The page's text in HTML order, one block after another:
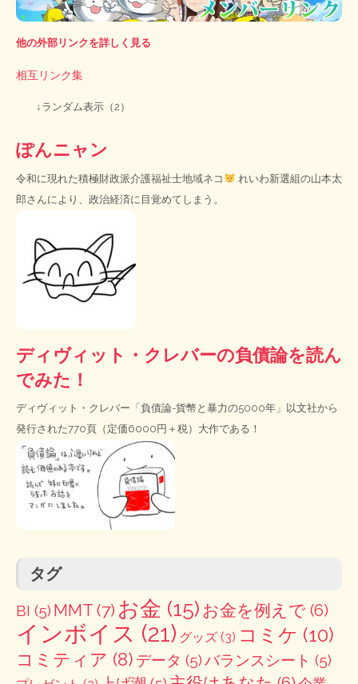
他の外部リンクを詳しく見る
相互リンク集
↓ランダム表示（2）
ぽんニャン
令和に現れた積極財政派介護福祉士地域ネコ
れいわ新選組の山本太
郎さんにより、政治経済に目覚めてしまう。
ディヴィット・クレバーの負債論を読ん
でみた！
ディヴィット・クレバー「負債論-貨幣と暴力の5000年」以文社から
発行された770頁（定価6000円＋税）大作である！
タグ
BI (5) MMT (7) お金 (15) お金を例えで (6)
インボイス (21) グッズ (3) コミケ (10)
コミティア (8) データ (5)バランスシート (5)